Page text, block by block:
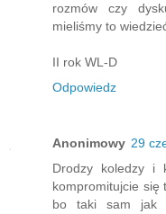
rozmów czy
mieliśmy to
II rok WL-D
Odpowiedz
Anonimowy 29
Drodzy koledzy i
kompromitujcie się
bo taki sam jak